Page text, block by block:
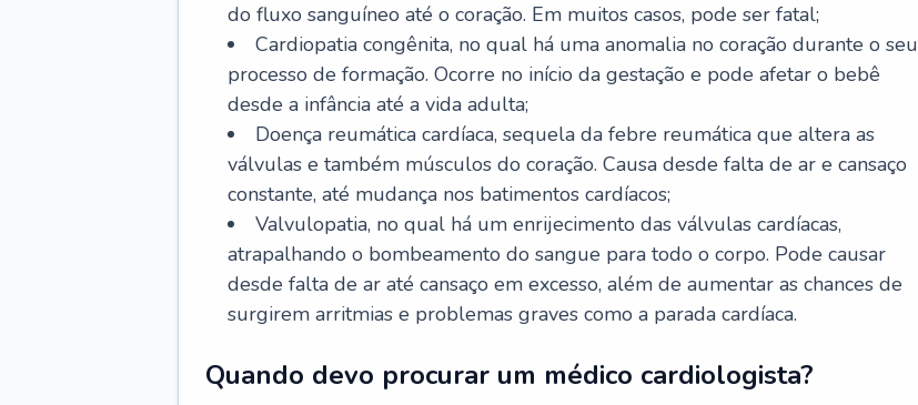
do fluxo sanguíneo até o coração. Em muitos casos, pode ser fatal;
Cardiopatia congênita, no qual há uma anomalia no coração durante o seu
processo de formação. Ocorre no início da gestação e pode afetar o bebê
desde a infância até a vida adulta;
Doença reumática cardíaca, sequela da febre reumática que altera as
válvulas e também músculos do coração. Causa desde falta de ar e cansaço
constante, até mudança nos batimentos cardíacos;
Valvulopatia, no qual há um enrijecimento das válvulas cardíacas,
atrapalhando o bombeamento do sangue para todo o corpo. Pode causar
desde falta de ar até cansaço em excesso, além de aumentar as chances de
surgirem arritmias e problemas graves como a parada cardíaca.
Quando devo procurar um médico cardiologista?